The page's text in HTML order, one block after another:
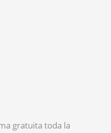
gratuita toda la